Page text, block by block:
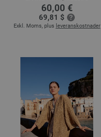
60,00 €
69,81 $
Exkl. Moms, plus leveranskostnader